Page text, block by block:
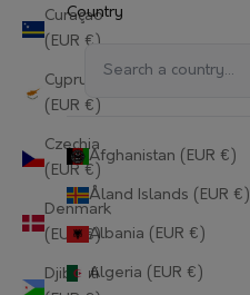
Curaçao
(EUR €)
Cyprus
(EUR €)
Czechia
(EUR €)
Denmark
(EUR €)
Djibouti
Country
Afghanistan (EUR €)
Åland Islands (EUR €)
Albania (EUR €)
Algeria (EUR €)